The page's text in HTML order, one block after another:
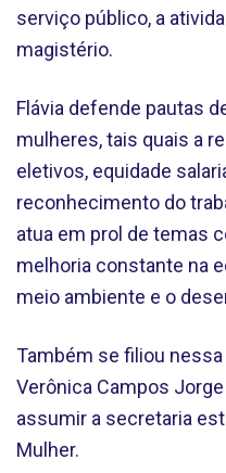
serviço público, a
magistério.
Flávia defende pautas
mulheres, tais quais a
eletivos, equidade
reconhecimento do
atua em prol de temas
melhoria constante na
meio ambiente e o
Também se filiou
Verônica Campos
assumir a secretaria
Mulher.